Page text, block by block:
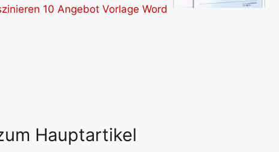
Hauptartikel